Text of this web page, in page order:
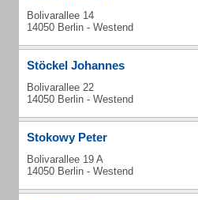
Bolivarallee 14
14050 Berlin - Westend
Stöckel Johannes
Bolivarallee 22
14050 Berlin - Westend
Stokowy Peter
Bolivarallee 19 A
14050 Berlin - Westend